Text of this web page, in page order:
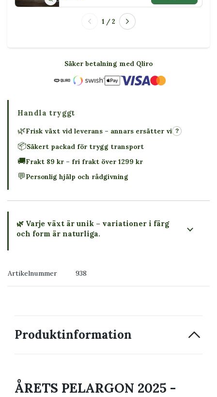
1 / 2
Säker betalning med Qliro
Handla tryggt
🌿Frisk växt vid leverans – annars ersätter vi ?
📦Säkert packad för trygg transport
🚚Frakt 89 kr – fri frakt över 1299 kr
💬Personlig hjälp och rådgivning
🌿 Varje växt är unik – variationer i färg
och form är naturliga.
Artikelnummer 938
Produktinformation
ÅRETS PELARGON 2025 -